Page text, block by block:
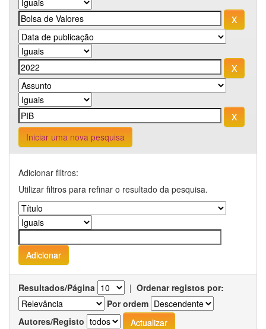
Iniciar uma nova pesquisa
Adicionar filtros:
Utilizar filtros para refinar o resultado da pesquisa.
Resultados/Página | Ordenar registos por:
Por ordem
Autores/Registo